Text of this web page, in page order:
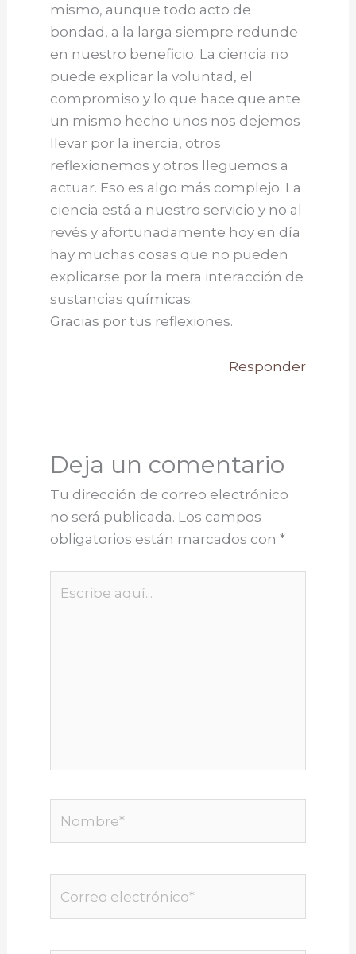
mismo, aunque todo acto de
bondad, a la larga siempre redunde
en nuestro beneficio. La ciencia no
puede explicar la voluntad, el
compromiso y lo que hace que ante
un mismo hecho unos nos dejemos
llevar por la inercia, otros
reflexionemos y otros lleguemos a
actuar. Eso es algo más complejo. La
ciencia está a nuestro servicio y no al
revés y afortunadamente hoy en día
hay muchas cosas que no pueden
explicarse por la mera interacción de
sustancias químicas.
Gracias por tus reflexiones.
Responder
Deja un comentario
Tu dirección de correo electrónico
no será publicada. Los campos
obligatorios están marcados con *
aquí...